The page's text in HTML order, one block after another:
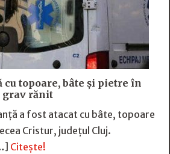
cu topoare, bâte și pietre în
grav rănit
a fost atacat cu bâte, topoare
Cristur, județul Cluj.
Citește!